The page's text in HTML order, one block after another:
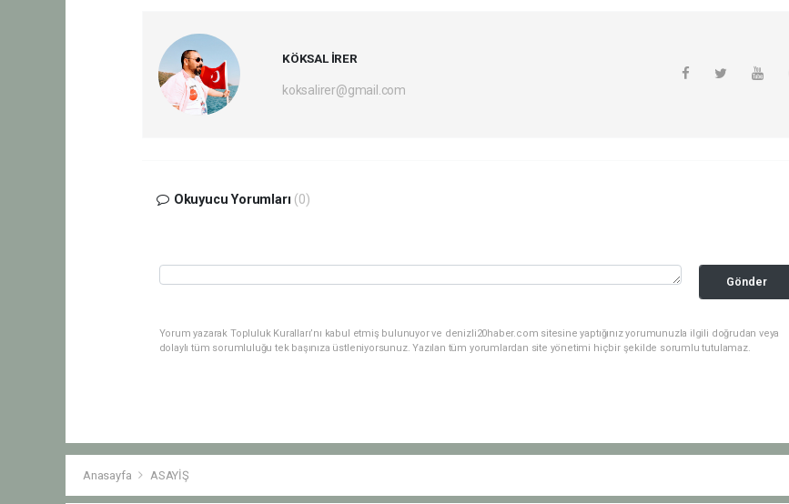
KÖKSAL İRER
koksalirer@gmail.com
Okuyucu Yorumları (0)
Gönder
Yorum yazarak Topluluk Kuralları’nı kabul etmiş bulunuyor ve denizli20haber.com sitesine yaptığınız yorumunuzla ilgili doğrudan veya
dolaylı tüm sorumluluğu tek başınıza üstleniyorsunuz. Yazılan tüm yorumlardan site yönetimi hiçbir şekilde sorumlu tutulamaz.
Anasayfa ASAYİŞ